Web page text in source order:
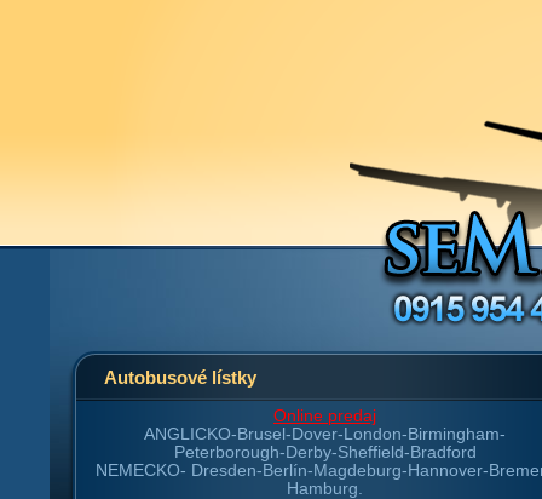
Autobusové lístky
Online predaj
ANGLICKO- Brusel-Dover-London-Birmingham-
Peterborough-Derby-Sheffield-Bradford
NEMECKO- Dresden-Berlín-Magdeburg-Hannover-
Hamburg.